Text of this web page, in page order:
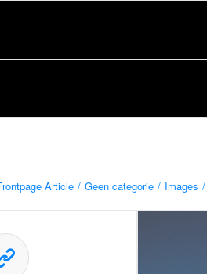
Article / Geen categorie / Images /